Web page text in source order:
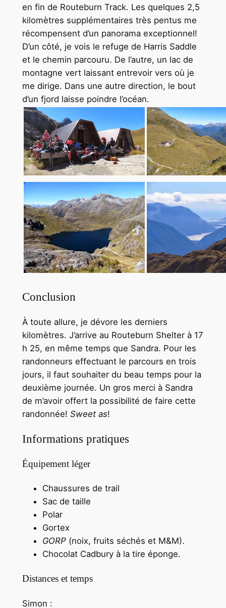
en fin de Routeburn Track. Les quelques 2,5
kilomètres supplémentaires très pentus me
récompensent d’un panorama exceptionnel!
D’un côté, je vois le refuge de Harris Saddle
et le chemin parcouru. De l’autre, un lac de
montagne vert laissant entrevoir vers où je
me dirige. Dans une autre direction, le bout
d’un fjord laisse poindre l’océan.
Conclusion
À toute allure, je dévore les derniers
kilomètres. J’arrive au Routeburn Shelter à 17
h 25, en même temps que Sandra. Pour les
randonneurs effectuant le parcours en trois
jours, il faut souhaiter du beau temps pour la
deuxième journée. Un gros merci à Sandra
de m’avoir offert la possibilité de faire cette
randonnée! Sweet as!
Informations pratiques
Équipement léger
Chaussures de trail
Sac de taille
Polar
Gortex
GORP(noix, fruits séchés et M&M).
Chocolat Cadbury à la tire éponge.
Distances et temps
Simon :